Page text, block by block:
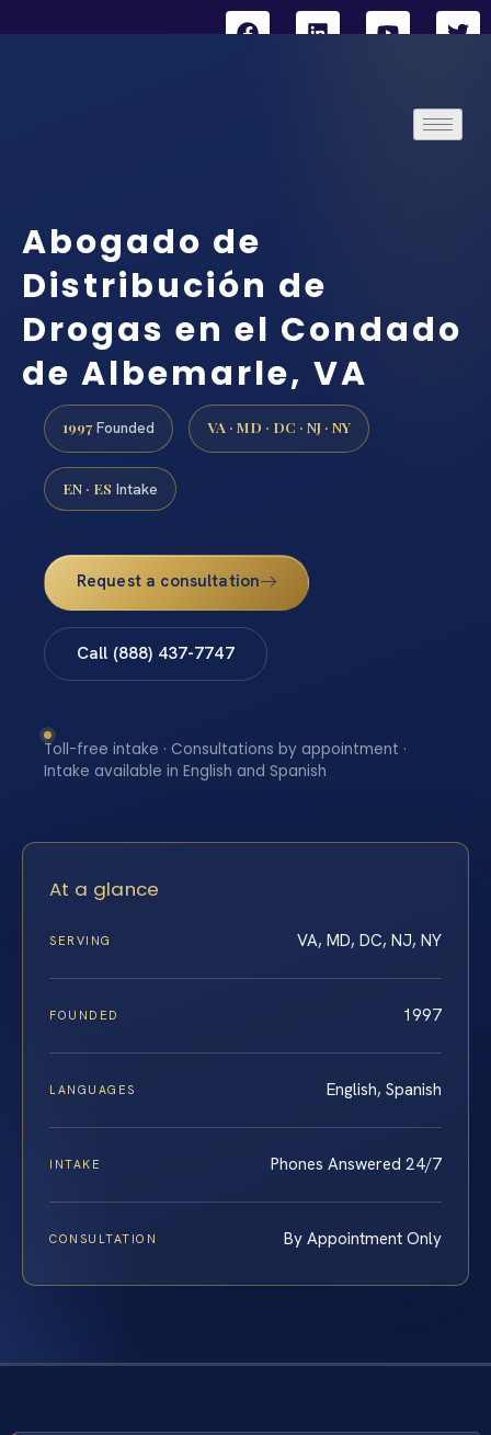
Abogado de
Distribución de
Drogas en el Condado
de Albemarle, VA
1997 Founded VA · MD · DC · NJ · NY
EN · ES Intake
Request a consultation
Call (888) 437-7747
Toll-free intake · Consultations by appointment ·
Intake available in English and Spanish
At a glance
SERVING VA, MD, DC, NJ, NY
FOUNDED 1997
LANGUAGES English, Spanish
INTAKE Phones Answered 24/7
CONSULTATION By Appointment Only